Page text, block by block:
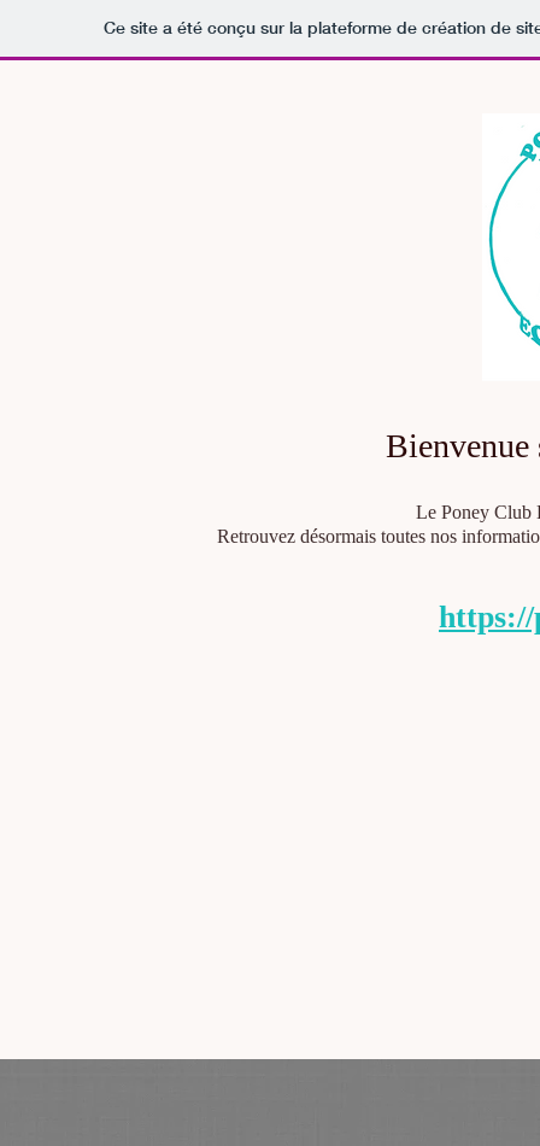
Ce site a été conçu sur la plateforme de création de
Bienvenue
Le Poney Club
Retrouvez désormais toutes nos